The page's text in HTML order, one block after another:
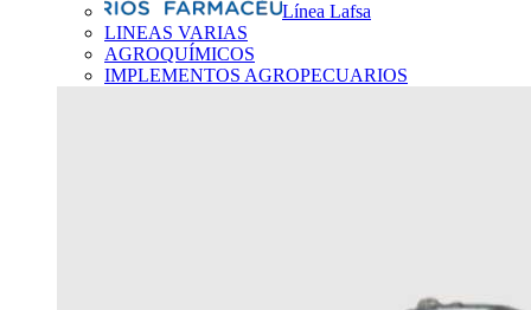
Línea Lafsa
LINEAS VARIAS
AGROQUÍMICOS
IMPLEMENTOS AGROPECUARIOS